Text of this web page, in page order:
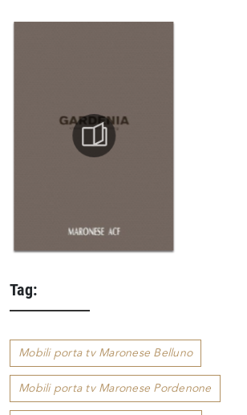
Tag:
Mobili porta tv Maronese Belluno
Mobili porta tv Maronese Pordenone